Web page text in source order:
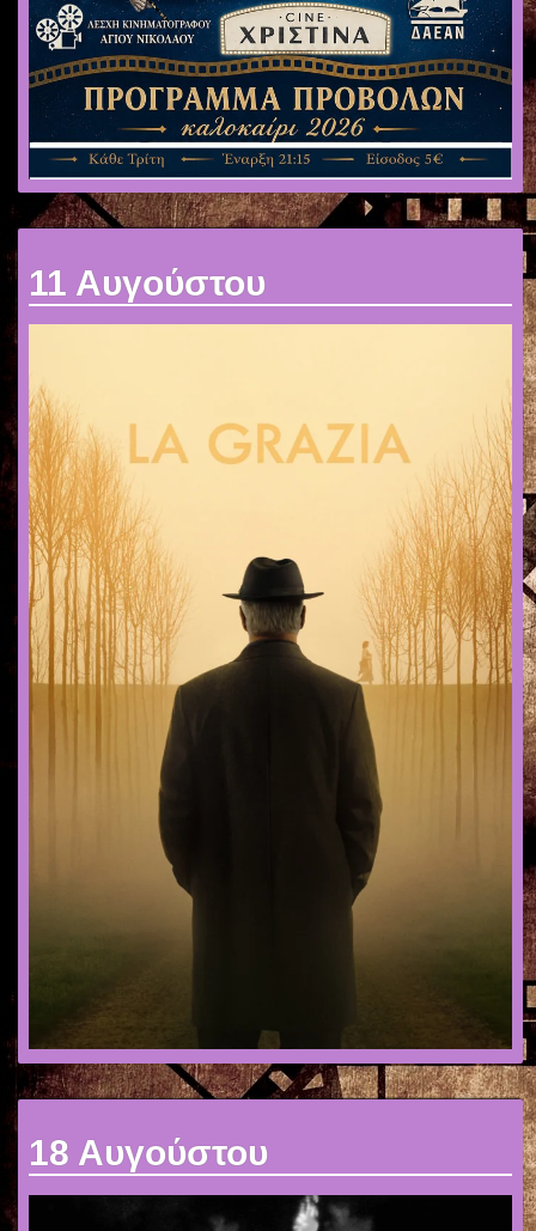
11 Αυγούστου
18 Αυγούστου